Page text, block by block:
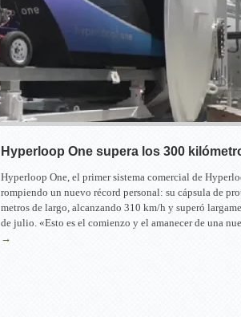
Hyperloop One supera los 300
Hyperloop One, el primer sistema comercial de
rompiendo un nuevo récord personal: su cápsula de
metros de largo, alcanzando 310 km/h y superó
de julio. «Esto es el comienzo y el amanecer de una
→